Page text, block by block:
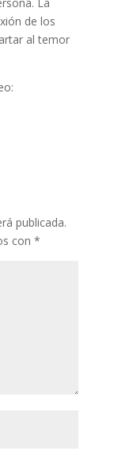
La
de los
al temor
publicada.
con *